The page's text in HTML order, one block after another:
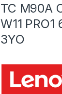
TC M90A
W11 PRO1
3YO